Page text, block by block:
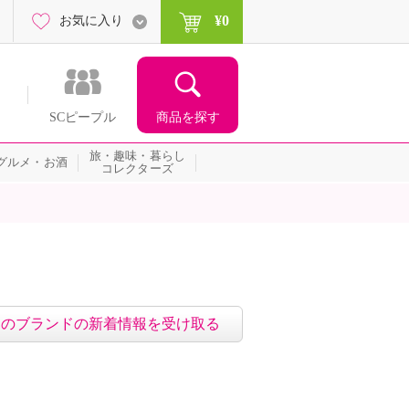
SCピープル 商品を探す
お気に入り ¥0
ルメ・お酒
旅・趣味・暮らし
コレクターズ
ブランドの新着情報を受け取る